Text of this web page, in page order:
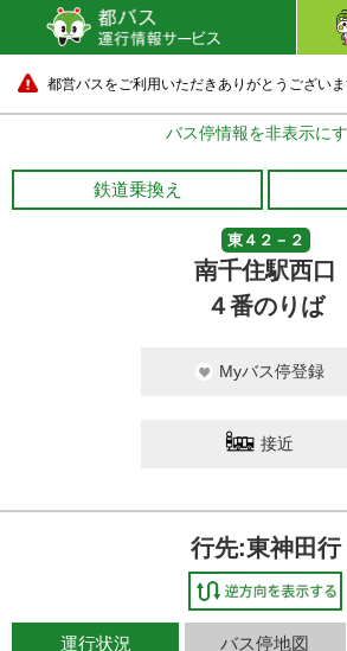
都営バスをご利用いただきありがとうございま
バス停情報を非表示に
鉄道乗換え
東４２－２
南千住駅西口
４番のりば
Myバス停登録
接近
行先:東神田行
運行状況 バス停地図